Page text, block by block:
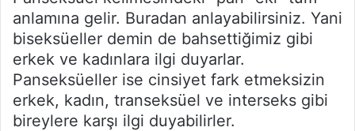
anlamına gelir. Buradan anlayabilirsiniz. Yani
biseksüeller demin de bahsettiğimiz gibi
erkek ve kadınlara ilgi duyarlar.
Panseksüeller ise cinsiyet fark etmeksizin
erkek, kadın, transeksüel ve interseks gibi
bireylere karşı ilgi duyabilirler.